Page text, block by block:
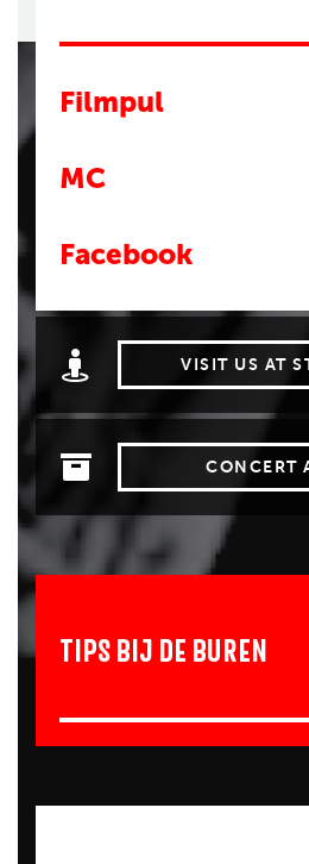
Filmpul
MC
Facebook
VISIT US AT
CONCERT
TIPS BIJ DE BUREN